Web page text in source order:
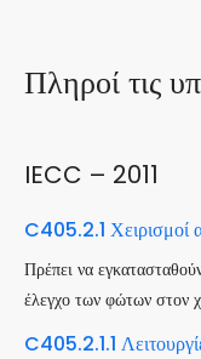
Πληροί τις
IECC – 2011
C405.2.1 Χειρισμοί
Πρέπει να
έλεγχο των φώτων στον
C405.2.1.1